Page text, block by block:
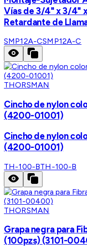
Vías de 3/4" x 3/4"
Retardante de
SMP12A-CSMP12A-C
THORSMAN
Cincho de nylon
(4200-01001)
Cincho de nylon
(4200-01001)
TH-100-BTH-100-B
THORSMAN
Grapa negra para
(100pzs) (3101-